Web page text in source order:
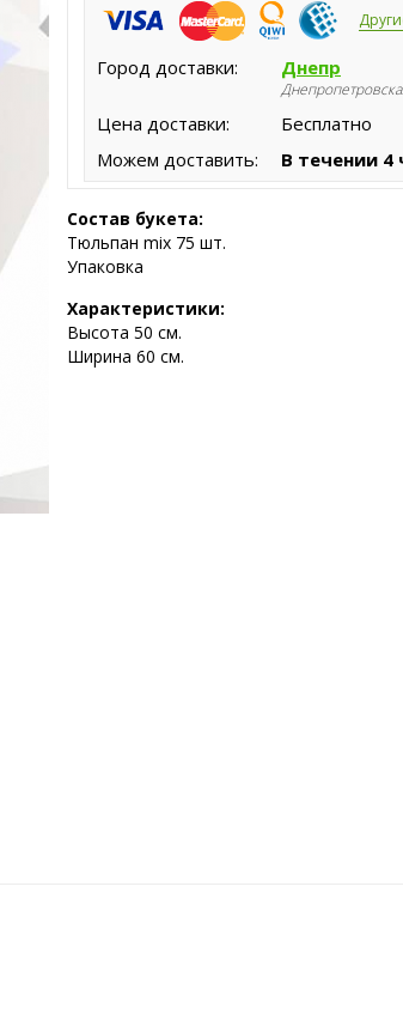
Город доставки: Днепр
Цена доставки:
Бесплатно
Можем доставить:
В течении 4
Состав букета:
Тюльпан mix 75 шт.
Упаковка
Характеристики:
Высота 50 см.
Ширина 60 см.